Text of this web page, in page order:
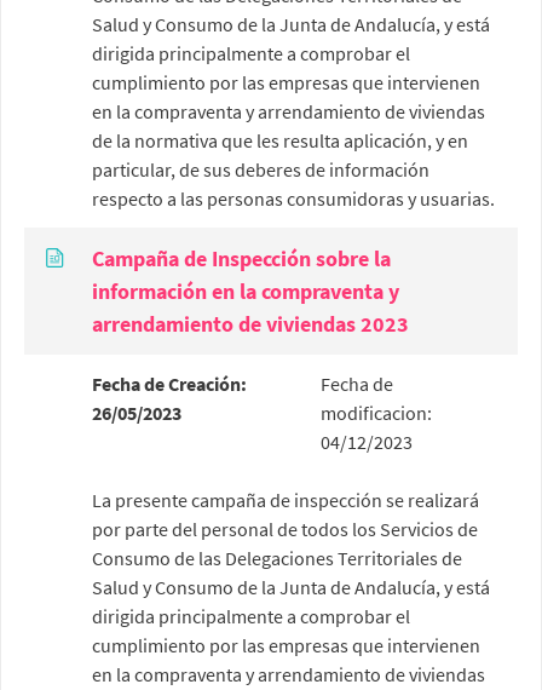
Salud y Consumo de la Junta de Andalucía, y está
dirigida principalmente a comprobar el
cumplimiento por las empresas que intervienen
en la compraventa y arrendamiento de viviendas
de la normativa que les resulta aplicación, y en
particular, de sus deberes de información
respecto a las personas consumidoras y usuarias.
Campaña de Inspección sobre la
información en la compraventa y
arrendamiento de viviendas 2023
Fecha de Creación:
26/05/2023
Fecha de
modificacion:
04/12/2023
La presente campaña de inspección se realizará
por parte del personal de todos los Servicios de
Consumo de las Delegaciones Territoriales de
Salud y Consumo de la Junta de Andalucía, y está
dirigida principalmente a comprobar el
cumplimiento por las empresas que intervienen
en la compraventa y arrendamiento de viviendas